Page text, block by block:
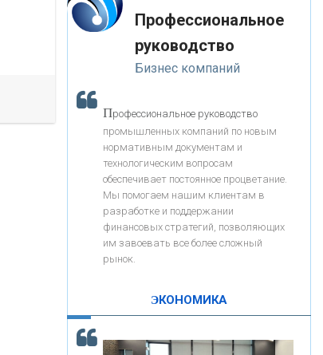
«ЗАПСИБКОМБАНК»
«РОСЕВРОБАНК»
«ПРЕСС-СЛУЖБА ВТБ24»
«АВТОГРАДБАНК»
«ПРОМРЕГИОНБАНК»
ОНАС
КОНТАКТЫ
корость - один из главных трендов в
кредитовании бизнеса - «Интервью»
-- Лучшее, что можно сделать с хорошим советом, это
пропустить его мимо ушей. Он никогда не бывает
полезен никому, кроме того, кто его дал.
-- Люблю давать советы и очень не люблю, когда их
дают мне.
Профессиональное
руководство
Бизнес компаний
Профессиональное руководство
промышленных компаний по новым
нормативным документам и
технологическим вопросам
обеспечивает постоянное процветание.
Мы помогаем нашим клиентам в
разработке и поддержании
финансовых стратегий, позволяющих
им завоевать все более сложный
рынок.
ЭКОНОМИКА